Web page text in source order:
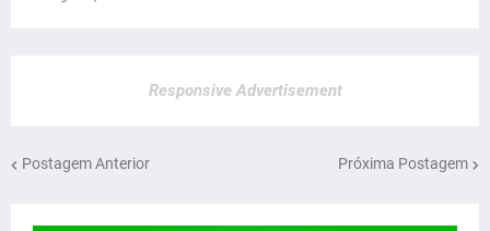
Responsive Advertisement
Postagem Anterior Próxima Postagem